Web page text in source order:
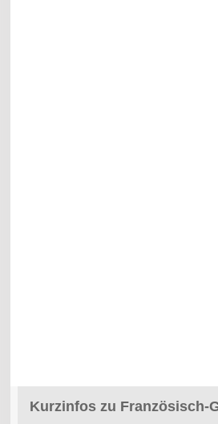
Kurzinfos zu Französisch-